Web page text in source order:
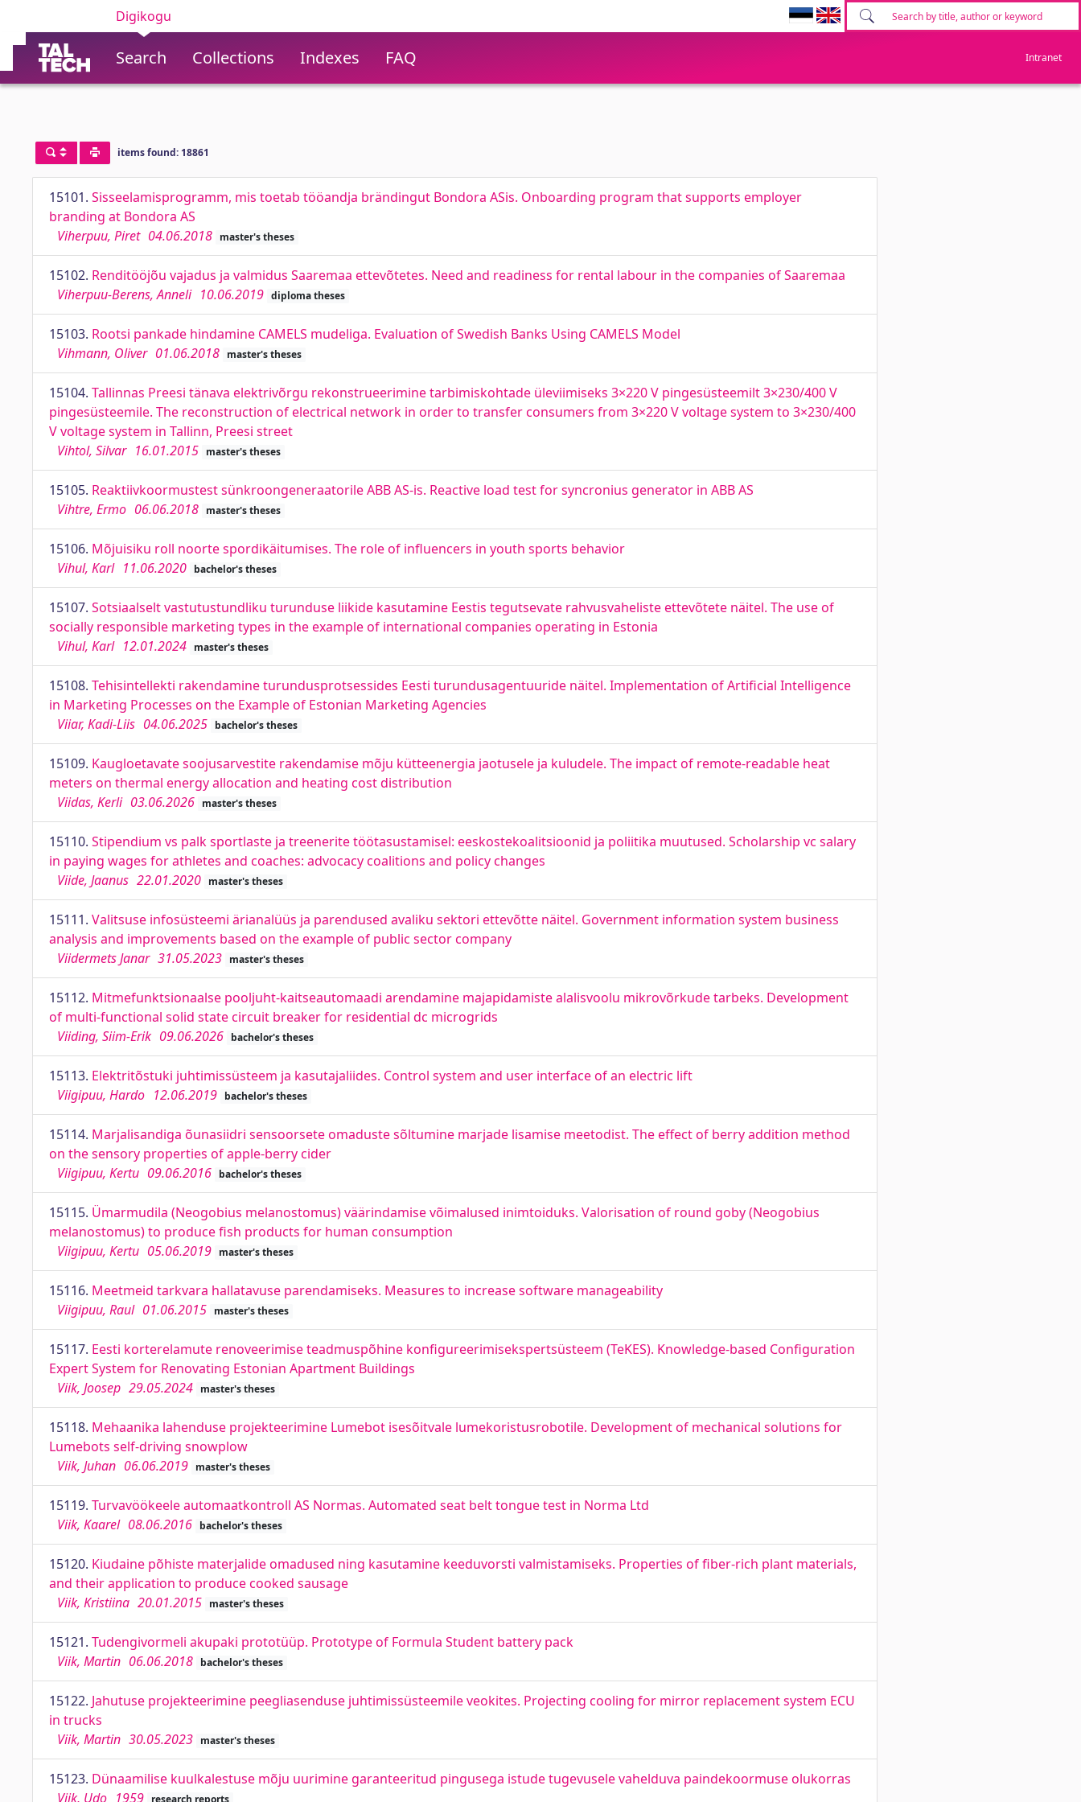
Digikogu
Search Collections Indexes FAQ Intranet
items found: 18861
15101. Sisseelamisprogramm, mis toetab tööandja brändingut Bondora ASis. Onboarding program that supports employer
branding at Bondora AS
Viherpuu, Piret 04.06.2018 master's theses
15102. Renditööjõu vajadus ja valmidus Saaremaa ettevõtetes. Need and readiness for rental labour in the companies of Saaremaa
Viherpuu-Berens, Anneli 10.06.2019 diploma theses
15103. Rootsi pankade hindamine CAMELS mudeliga. Evaluation of Swedish Banks Using CAMELS Model
Vihmann, Oliver 01.06.2018 master's theses
15104. Tallinnas Preesi tänava elektrivõrgu rekonstrueerimine tarbimiskohtade üleviimiseks 3×220 V pingesüsteemilt 3×230/400 V
pingesüsteemile. The reconstruction of electrical network in order to transfer consumers from 3×220 V voltage system to 3×230/400
V voltage system in Tallinn, Preesi street
Vihtol, Silvar 16.01.2015 master's theses
15105. Reaktiivkoormustest sünkroongeneraatorile ABB AS-is. Reactive load test for syncronius generator in ABB AS
Vihtre, Ermo 06.06.2018 master's theses
15106. Mõjuisiku roll noorte spordikäitumises. The role of influencers in youth sports behavior
Vihul, Karl 11.06.2020 bachelor's theses
15107. Sotsiaalselt vastutustundliku turunduse liikide kasutamine Eestis tegutsevate rahvusvaheliste ettevõtete näitel. The use of
socially responsible marketing types in the example of international companies operating in Estonia
Vihul, Karl 12.01.2024 master's theses
15108. Tehisintellekti rakendamine turundusprotsessides Eesti turundusagentuuride näitel. Implementation of Artificial Intelligence
in Marketing Processes on the Example of Estonian Marketing Agencies
Viiar, Kadi-Liis 04.06.2025 bachelor's theses
15109. Kaugloetavate soojusarvestite rakendamise mõju kütteenergia jaotusele ja kuludele. The impact of remote-readable heat
meters on thermal energy allocation and heating cost distribution
Viidas, Kerli 03.06.2026 master's theses
15110. Stipendium vs palk sportlaste ja treenerite töötasustamisel: eeskostekoalitsioonid ja poliitika muutused. Scholarship vc salary
in paying wages for athletes and coaches: advocacy coalitions and policy changes
Viide, Jaanus 22.01.2020 master's theses
15111. Valitsuse infosüsteemi ärianalüüs ja parendused avaliku sektori ettevõtte näitel. Government information system business
analysis and improvements based on the example of public sector company
Viidermets Janar 31.05.2023 master's theses
15112. Mitmefunktsionaalse pooljuht-kaitseautomaadi arendamine majapidamiste alalisvoolu mikrovõrkude tarbeks. Development
of multi-functional solid state circuit breaker for residential dc microgrids
Viiding, Siim-Erik 09.06.2026 bachelor's theses
15113. Elektritõstuki juhtimissüsteem ja kasutajaliides. Control system and user interface of an electric lift
Viigipuu, Hardo 12.06.2019 bachelor's theses
15114. Marjalisandiga õunasiidri sensoorsete omaduste sõltumine marjade lisamise meetodist. The effect of berry addition method
on the sensory properties of apple-berry cider
Viigipuu, Kertu 09.06.2016 bachelor's theses
15115. Ümarmudila (Neogobius melanostomus) väärindamise võimalused inimtoiduks. Valorisation of round goby (Neogobius
melanostomus) to produce fish products for human consumption
Viigipuu, Kertu 05.06.2019 master's theses
15116. Meetmeid tarkvara hallatavuse parendamiseks. Measures to increase software manageability
Viigipuu, Raul 01.06.2015 master's theses
15117. Eesti korterelamute renoveerimise teadmuspõhine konfigureerimisekspertsüsteem (TeKES). Knowledge-based Configuration
Expert System for Renovating Estonian Apartment Buildings
Viik, Joosep 29.05.2024 master's theses
15118. Mehaanika lahenduse projekteerimine Lumebot isesõitvale lumekoristusrobotile. Development of mechanical solutions for
Lumebots self-driving snowplow
Viik, Juhan 06.06.2019 master's theses
15119. Turvavöökeele automaatkontroll AS Normas. Automated seat belt tongue test in Norma Ltd
Viik, Kaarel 08.06.2016 bachelor's theses
15120. Kiudaine põhiste materjalide omadused ning kasutamine keeduvorsti valmistamiseks. Properties of fiber-rich plant materials,
and their application to produce cooked sausage
Viik, Kristiina 20.01.2015 master's theses
15121. Tudengivormeli akupaki prototüüp. Prototype of Formula Student battery pack
Viik, Martin 06.06.2018 bachelor's theses
15122. Jahutuse projekteerimine peegliasenduse juhtimissüsteemile veokites. Projecting cooling for mirror replacement system ECU
in trucks
Viik, Martin 30.05.2023 master's theses
15123. Dünaamilise kuulkalestuse mõju uurimine garanteeritud pingusega istude tugevusele vahelduva paindekoormuse olukorras
Viik, Udo 1959 research reports